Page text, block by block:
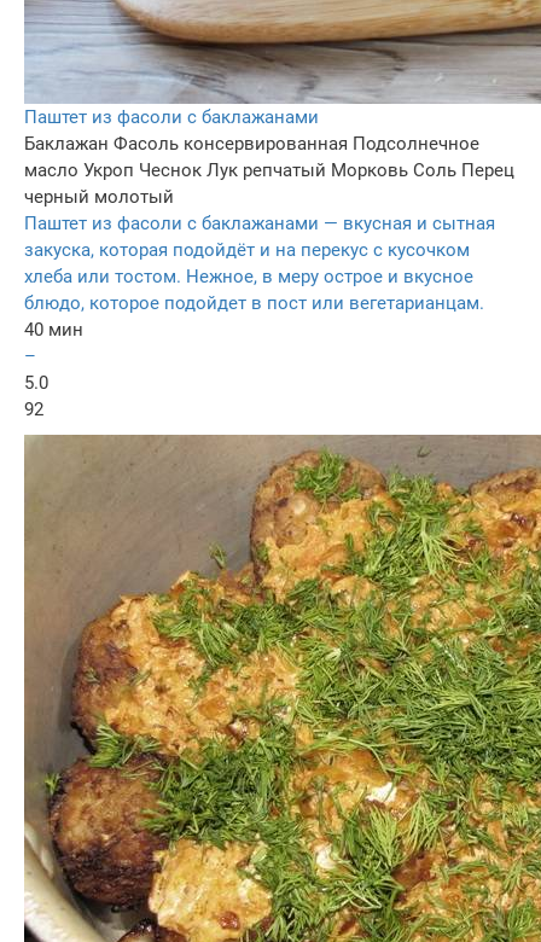
Паштет из фасоли с баклажанами
Баклажан Фасоль консервированная Подсолнечное
масло Укроп Чеснок Лук репчатый Морковь Соль Перец
черный молотый
Паштет из фасоли с баклажанами — вкусная и сытная
закуска, которая подойдёт и на перекус с кусочком
хлеба или тостом. Нежное, в меру острое и вкусное
блюдо, которое подойдет в пост или вегетарианцам.
40 мин
–
5.0
92